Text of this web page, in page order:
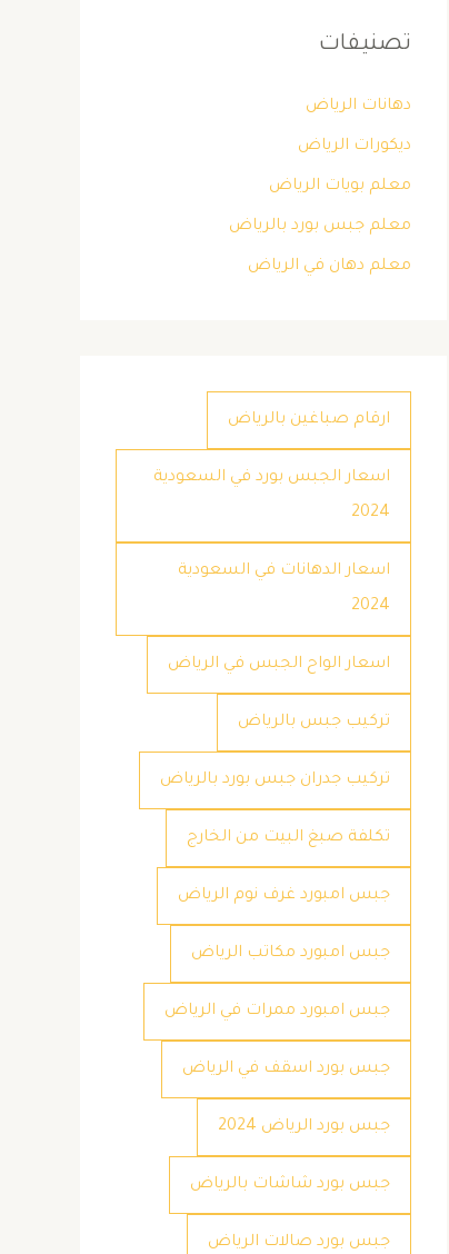
تصنيفات
دهانات الرياض
ديكورات الرياض
معلم بويات الرياض
معلم جبس بورد بالرياض
معلم دهان في الرياض
ارقام صباغين بالرياض
اسعار الجبس بورد في السعودية
2024
اسعار الدهانات في السعودية
2024
اسعار الواح الجبس في الرياض
تركيب جبس بالرياض
تركيب جدران جبس بورد بالرياض
تكلفة صبغ البيت من الخارج
جبس امبورد غرف نوم الرياض
جبس امبورد مكاتب الرياض
جبس امبورد ممرات في الرياض
جبس بورد اسقف في الرياض
جبس بورد الرياض 2024
جبس بورد شاشات بالرياض
جبس بورد صالات الرياض